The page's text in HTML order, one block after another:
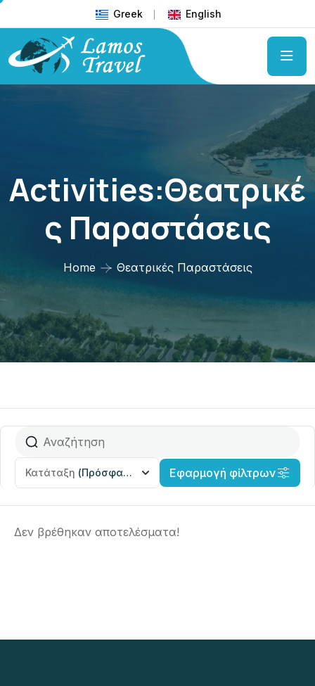
Greek English
Activities:Θεατρικέ
Σ Παραστάσεις
Home Θεατρικές Παραστάσεις
Κατάταξη (Πρόσφατα προστέθηκε) Εφαρμογή φίλτρων
Δεν βρέθηκαν αποτελέσματα!